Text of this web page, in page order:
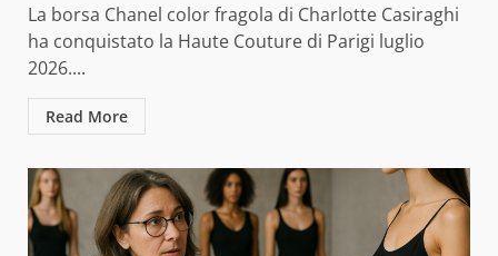
La borsa Chanel color fragola di Charlotte Casiraghi
ha conquistato la Haute Couture di Parigi luglio
2026....
Read More